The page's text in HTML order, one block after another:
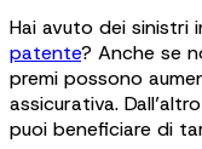
Hai avuto dei sinistri
patente? Anche se
premi possono
assicurativa.
puoi beneficiare di